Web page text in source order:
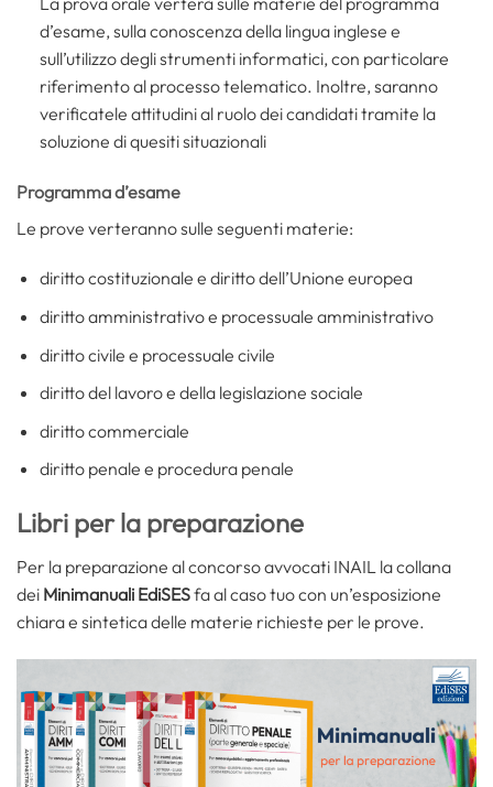
d’esame, sulla conoscenza della lingua inglese e
sull’utilizzo degli strumenti informatici, con particolare
riferimento al processo telematico. Inoltre, saranno
verificatele attitudini al ruolo dei candidati tramite la
soluzione di quesiti situazionali
Programma d’esame
Le prove verteranno sulle seguenti materie:
diritto costituzionale e diritto dell’Unione europea
diritto amministrativo e processuale amministrativo
diritto civile e processuale civile
diritto del lavoro e della legislazione sociale
diritto commerciale
diritto penale e procedura penale
Libri per la preparazione
Per la preparazione al concorso avvocati INAIL la collana
dei Minimanuali EdiSESfa al caso tuo con un’esposizione
chiara e sintetica delle materie richieste per le prove.